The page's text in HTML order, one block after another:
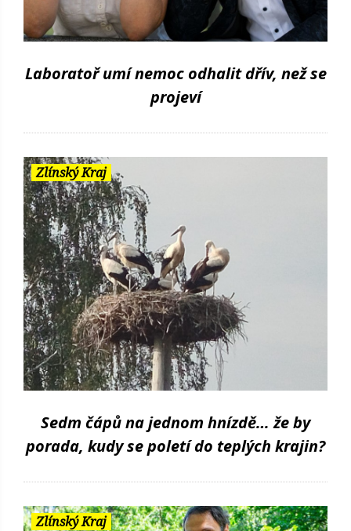
Laboratoř umí nemoc odhalit dřív, než se
projeví
Zlínský Kraj
Sedm čápů na jednom hnízdě… že by
porada, kudy se poletí do teplých krajin?
Zlínský Kraj